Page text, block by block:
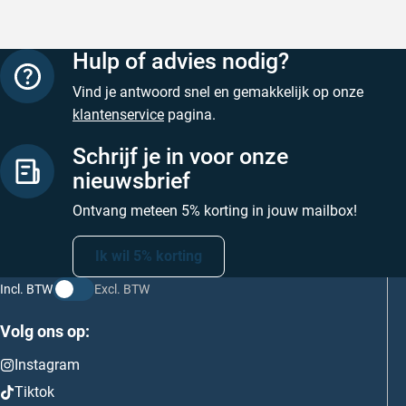
Hulp of advies nodig?
Vind je antwoord snel en gemakkelijk op onze
klantenservice pagina.
Schrijf je in voor onze
nieuwsbrief
Ontvang meteen 5% korting in jouw mailbox!
Ik wil 5% korting
Incl. BTW Excl. BTW
Volg ons op:
Instagram
Tiktok